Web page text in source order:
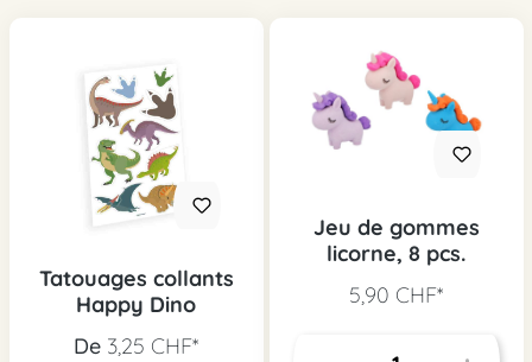
Tatouages collants
Happy Dino
De 3,25 CHF*
Jeu de gommes
licorne, 8 pcs.
5,90 CHF*